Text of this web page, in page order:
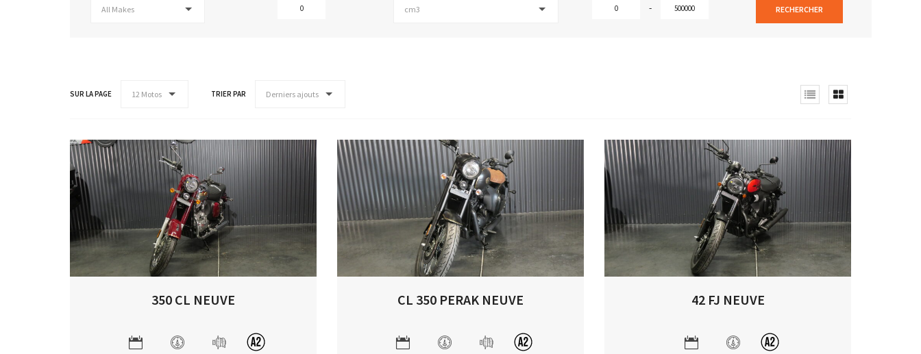
All Makes cm3 - RECHERCHER
SUR LA PAGE 12 Motos TRIER PAR Derniers ajouts
350 CL NEUVE CL 350 PERAK NEUVE 42 FJ NEUVE